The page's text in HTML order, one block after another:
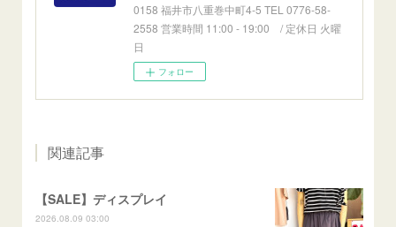
0158 福井市八重巻中町4-5 TEL 0776-58-
2558 営業時間 11:00 - 19:00 / 定休日 火曜
日
フォロー
関連記事
【SALE】ディスプレイ
2026.08.09 03:00